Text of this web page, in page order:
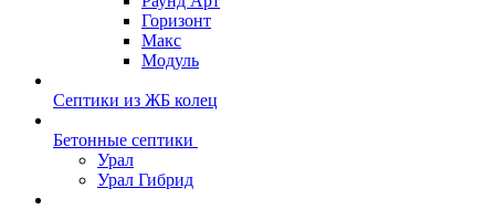
Горизонт
Макс
Модуль
Септики из ЖБ колец
Бетонные септики
Урал
Урал Гибрид